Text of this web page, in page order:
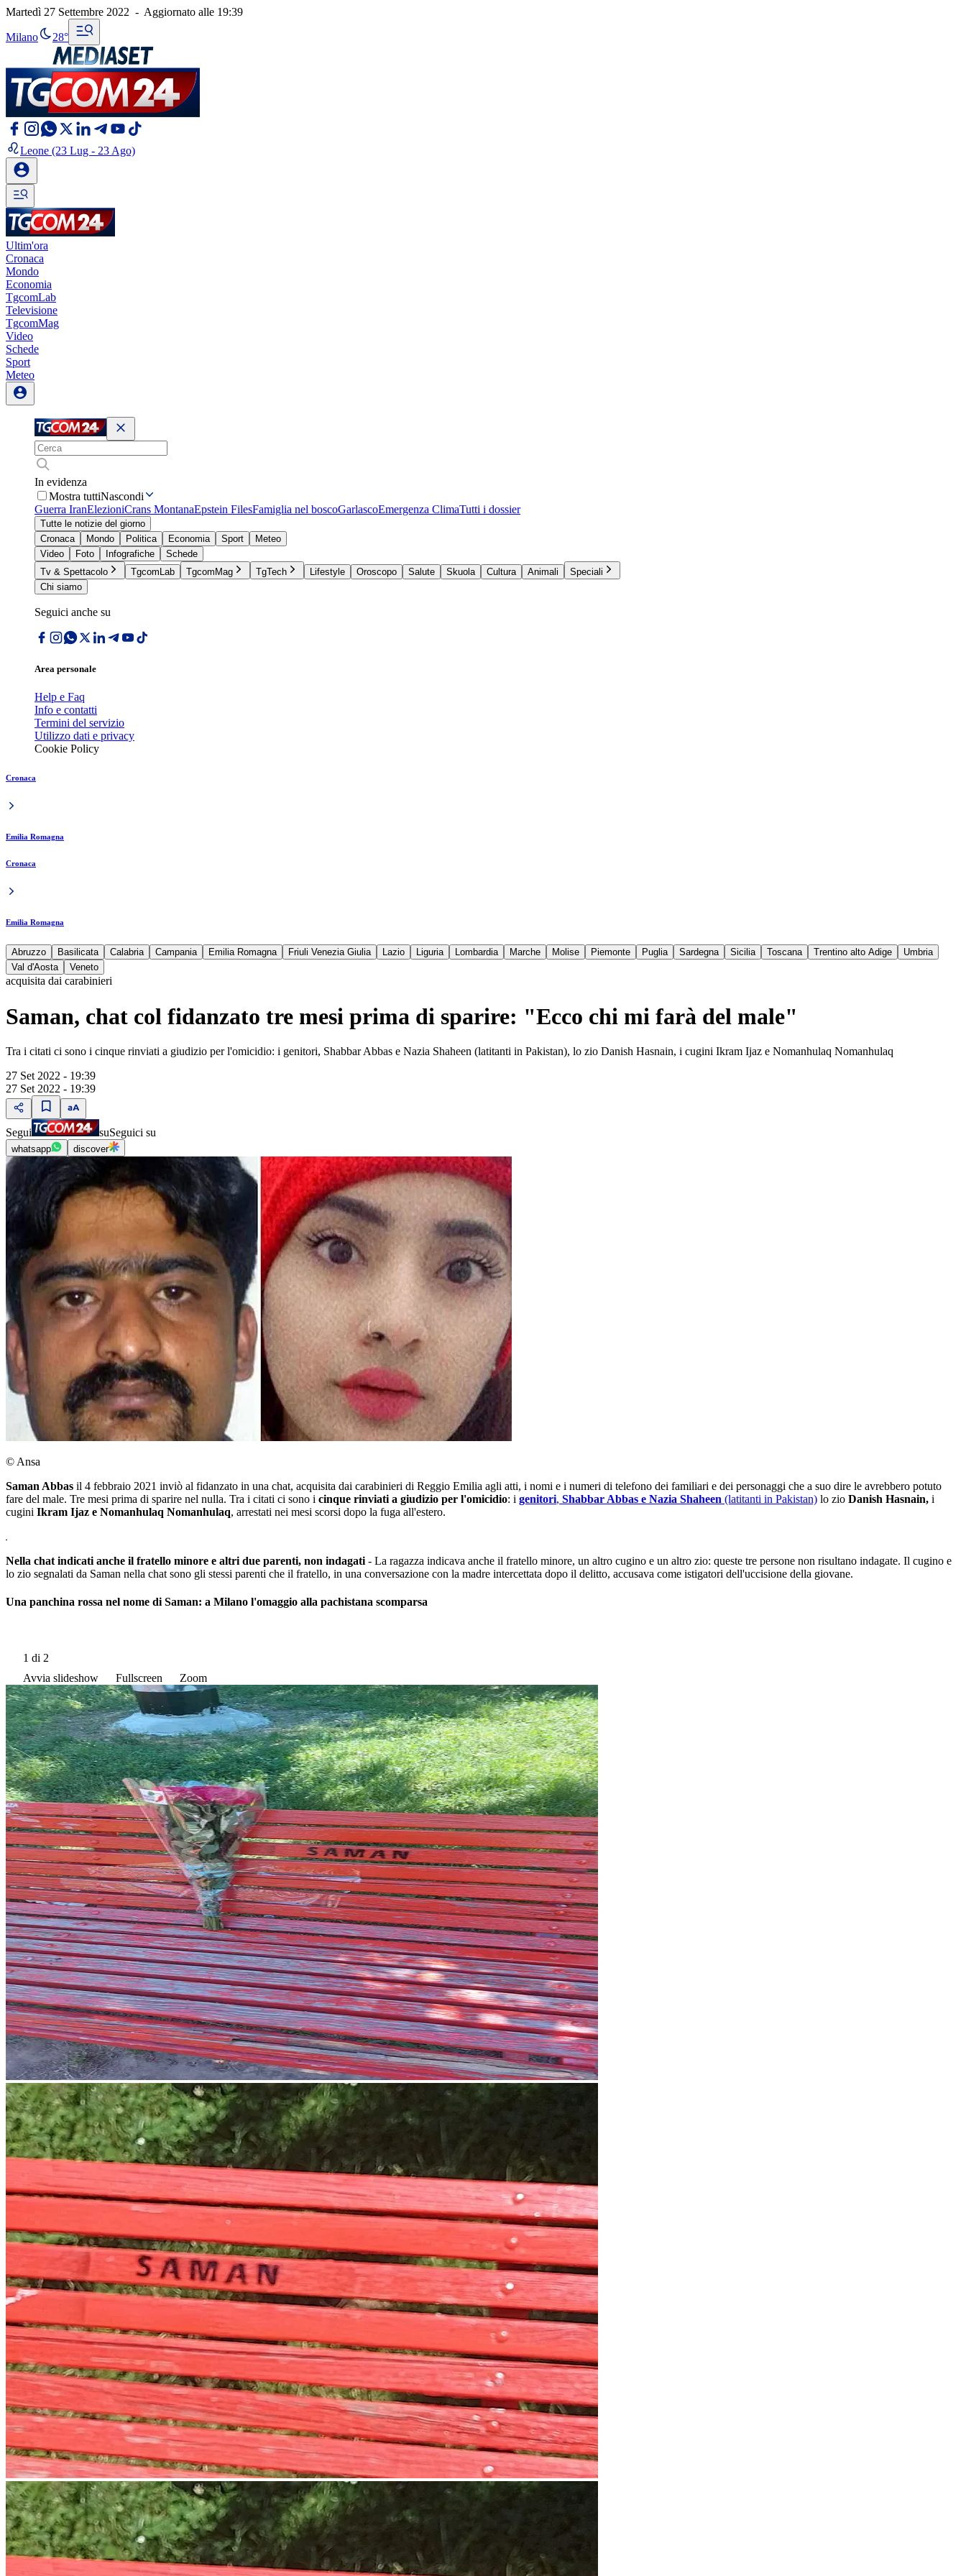
Martedì 27 Settembre 2022 - Aggiornato alle 19:39
Milano 28°
Leone (23 Lug - 23 Ago)
Ultim'ora
Cronaca
Mondo
Economia
TgcomLab
Televisione
TgcomMag
Video
Schede
Sport
Meteo
In evidenza
Mostra tuttiNascondi
Guerra IranElezioniCrans MontanaEpstein FilesFamiglia nel boscoGarlascoEmergenza ClimaTutti i dossier
Tutte le notizie del giorno
Cronaca
Mondo Politica Economia Sport
Meteo
Video
Foto Infografiche
Schede
Tv & Spettacolo
TgcomLab TgcomMag TgTech Lifestyle Oroscopo Salute Skuola Cultura Animali
Speciali
Chi siamo
Seguici anche su
Area personale
Help e Faq
Info e contatti
Termini del servizio
Utilizzo dati e privacy
Cookie Policy
Cronaca
Emilia Romagna
Cronaca
Emilia Romagna
Abruzzo Basilicata Calabria Campania Emilia Romagna Friuli Venezia Giulia Lazio Liguria Lombardia Marche Molise Piemonte Puglia Sardegna Sicilia Toscana Trentino alto Adige
Umbria
Val d'Aosta
Veneto
acquisita dai carabinieri
Saman, chat col fidanzato tre mesi prima di sparire: "Ecco chi mi farà del male"
Tra i citati ci sono i cinque rinviati a giudizio per l'omicidio: i genitori, Shabbar Abbas e Nazia Shaheen (latitanti in Pakistan), lo zio Danish Hasnain, i cugini Ikram Ijaz e Nomanhulaq Nomanhulaq
27 Set 2022 - 19:39
27 Set 2022 - 19:39
Segui suSeguici su
whatsapp discover
© Ansa
Saman Abbas il 4 febbraio 2021 inviò al fidanzato in una chat, acquisita dai carabinieri di Reggio Emilia agli atti, i nomi e i numeri di telefono dei familiari e dei personaggi che a suo dire le avrebbero potuto
fare del male. Tre mesi prima di sparire nel nulla. Tra i citati ci sono i cinque rinviati a giudizio per l'omicidio: i genitori, Shabbar Abbas e Nazia Shaheen (latitanti in Pakistan) lo zio Danish Hasnain, i
cugini Ikram Ijaz e Nomanhulaq Nomanhulaq, arrestati nei mesi scorsi dopo la fuga all'estero.
Nella chat indicati anche il fratello minore e altri due parenti, non indagati - La ragazza indicava anche il fratello minore, un altro cugino e un altro zio: queste tre persone non risultano indagate. Il cugino e
lo zio segnalati da Saman nella chat sono gli stessi parenti che il fratello, in una conversazione con la madre intercettata dopo il delitto, accusava come istigatori dell'uccisione della giovane.
Una panchina rossa nel nome di Saman: a Milano l'omaggio alla pachistana scomparsa
1 di 2
Avvia slideshow
Fullscreen Zoom